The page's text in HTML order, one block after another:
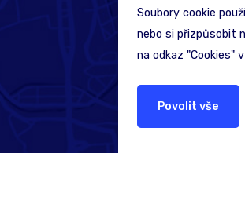
Soubory cookie
nebo si přizpůsobit
na odkaz "Cookies"
Povolit vše